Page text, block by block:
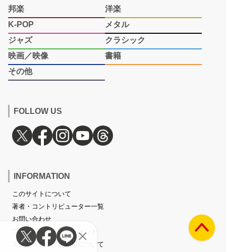
邦楽
洋楽
K-POP
メタル
ジャズ
クラシック
映画／映像
書籍
その他
FOLLOW US
INFORMATION
このサイトについて
著者・コントリビューター一覧
お問い合わせ
プライバシーステートメント
アクセスデータの利用について